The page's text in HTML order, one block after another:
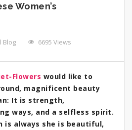
Women’s
Blog
6695 Views
Flowers would like to
magnificent beauty
It is strength,
ways, and a selfless spirit.
is always she is beautiful,